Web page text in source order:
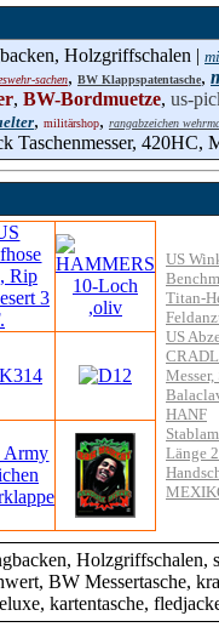
Holzgriffschalen |
sachen, BW Klappspatentasche,
, BW-Bordmuetze, us-
, militärshop, rangabzeichen
Taschenmesser, 420HC,
US
Titan-
US
HANF
Länge
BW Messertasche,
kartentasche,